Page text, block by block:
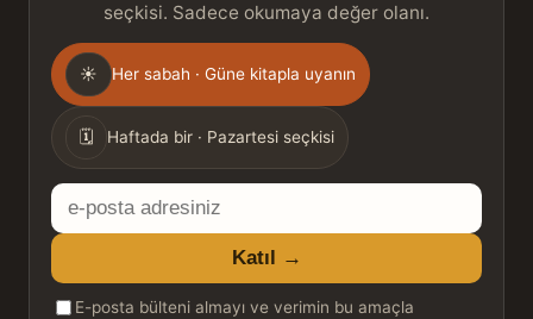
seçkisi. Sadece okumaya değer olanı.
Gönderim
sıklığı
☀ Her sabah · Güne kitapla uyanın
🗓 Haftada bir · Pazartesi seçkisi
E-
posta
adresiniz
Katıl →
E-posta bülteni almayı ve verimin bu amaçla